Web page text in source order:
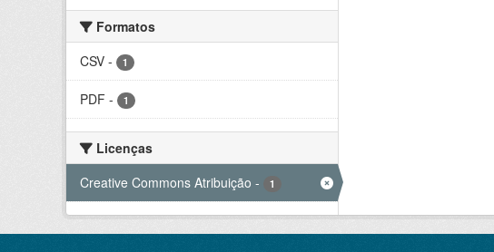
Formatos
CSV - 1
PDF - 1
Licenças
Creative Commons Atribuição - 1